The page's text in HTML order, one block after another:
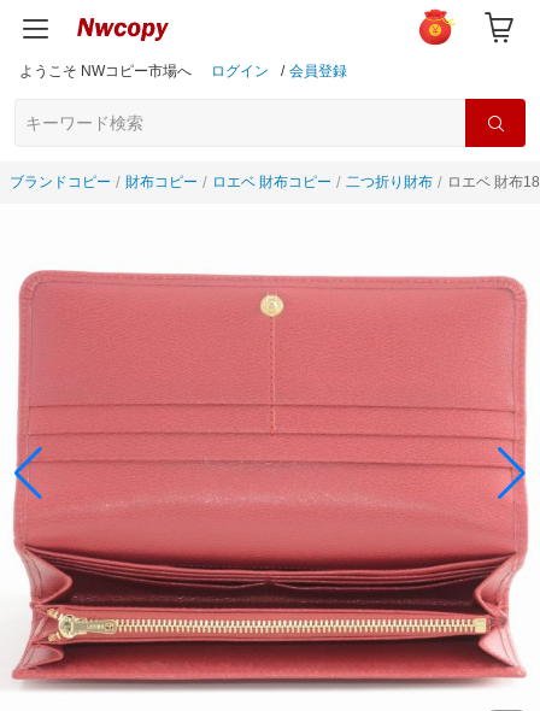
ようこそ NWコピー市場へ ログイン / 会員登録
ブランドコピー 財布コピー ロエベ 財布コピー 二つ折り財布 ロエベ 財布